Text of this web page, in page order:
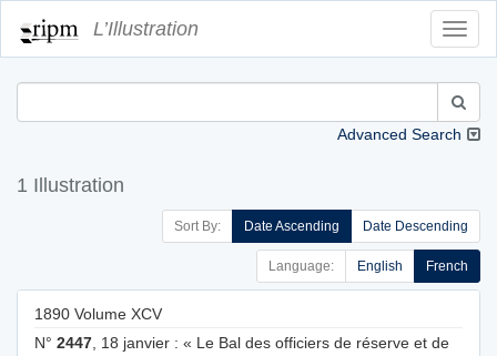
L’Illustration
Advanced Search
1 Illustration
Sort By: Date Ascending Date Descending
Language: English French
1890 Volume XCV
N° 2447 , 18 janvier : « Le Bal des officiers de réserve et de